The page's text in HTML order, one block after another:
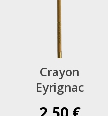
Crayon
Eyrignac